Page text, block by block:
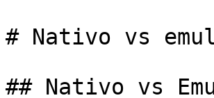
# Nativo vs
## Nativo vs